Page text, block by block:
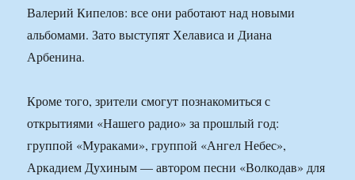
Валерий Кипелов: все они работают над новыми
альбомами. Зато выступят Хелависа и Диана
Арбенина.
Кроме того, зрители смогут познакомиться с
открытиями «Нашего радио» за прошлый год:
группой «Мураками», группой «Ангел Небес»,
Аркадием Духиным — автором песни «Волкодав» для